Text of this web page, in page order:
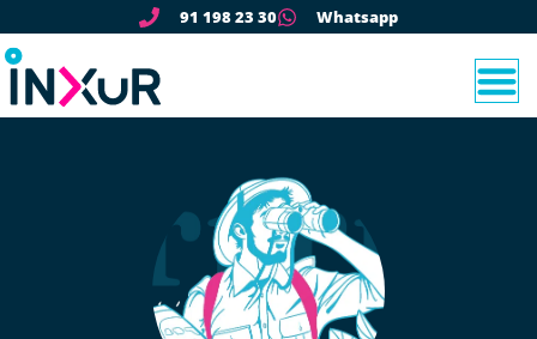
91 198 23 30 Whatsapp